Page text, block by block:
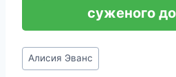
суженого
Метки
записи:
Алисия Эванс